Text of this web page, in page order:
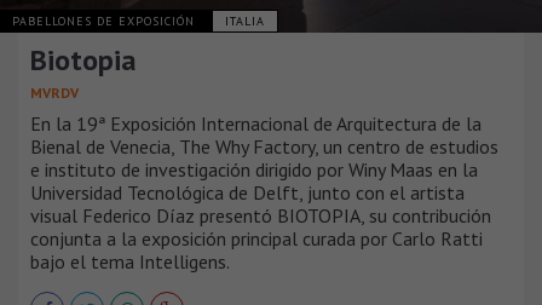
PABELLONES DE EXPOSICIÓN ITALIA
Biotopia
MVRDV
En la 19ª Exposición Internacional de Arquitectura de la
Bienal de Venecia, The Why Factory, un centro de estudios
e instituto de investigación dirigido por Winy Maas en la
Universidad Tecnológica de Delft, junto con el artista
visual Federico Díaz presentó BIOTOPIA, su contribución
conjunta a la exposición principal curada por Carlo Ratti
bajo el tema Intelligens.